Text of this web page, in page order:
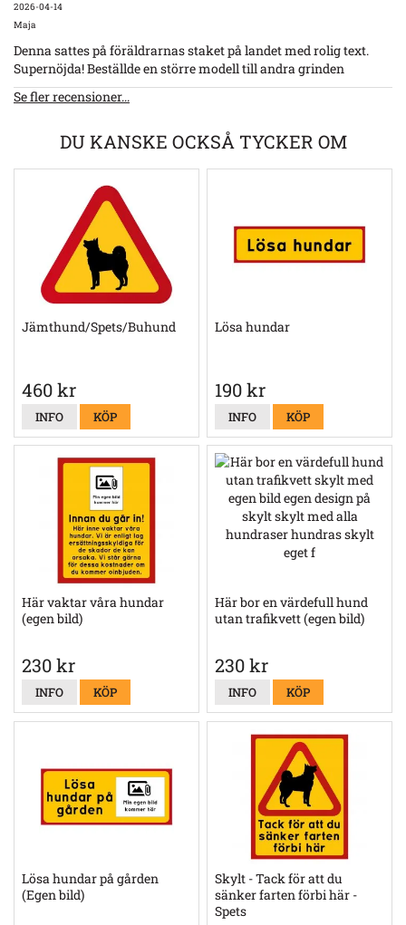
2026-04-14
Maja
Denna sattes på föräldrarnas staket på landet med rolig text.
Supernöjda! Beställde en större modell till andra grinden
Se fler recensioner...
DU KANSKE OCKSÅ TYCKER OM
Jämthund/Spets/Buhund
460 kr
INFO KÖP
Lösa hundar
190 kr
INFO KÖP
Här vaktar våra hundar
(egen bild)
230 kr
INFO KÖP
Här bor en värdefull hund
utan trafikvett (egen bild)
230 kr
INFO KÖP
Lösa hundar på gården
(Egen bild)
Skylt - Tack för att du
sänker farten förbi här -
Spets